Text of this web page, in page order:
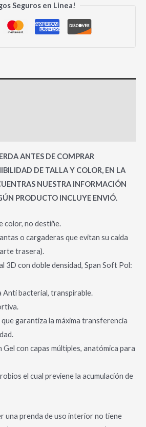
Seguros en Linea!
ANTES DE COMPRAR
DE TALLA Y COLOR, EN LA
NUESTRA INFORMACIÓN
PRODUCTO INCLUYE ENVIÓ.
color, no destiñe.
o cargaderas que evitan su caida
trasera).
3D con doble densidad, Span Soft Pol:
Anti bacterial, transpirable.
garantiza la máxima transferencia
Gel con capas múltiples, anatómica para
el cual previene la acumulación de
una prenda de uso interior no tiene